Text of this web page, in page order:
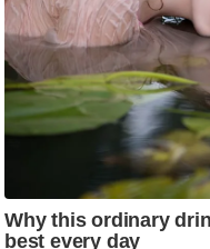
प
रा
ज
नी
ति
श्ले
ष